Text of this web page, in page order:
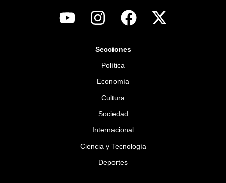
Secciones
Política
Economía
Cultura
Sociedad
Internacional
Ciencia y Tecnología
Deportes